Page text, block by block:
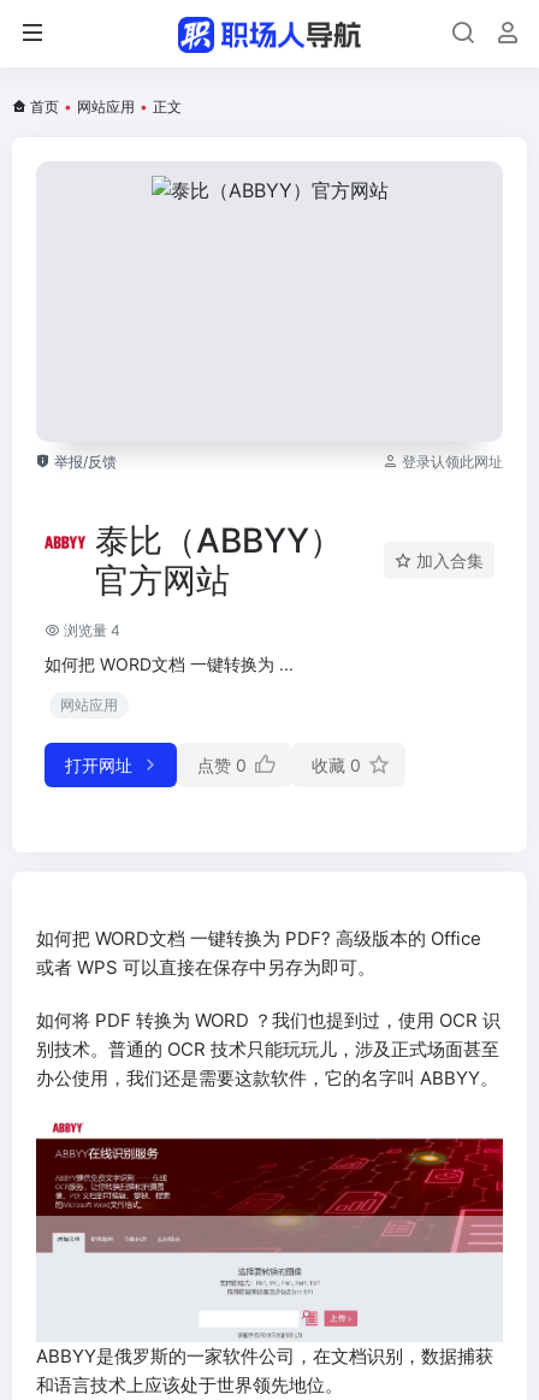
首页 • 网站应用 • 正文
举报/反馈 登录认领此网址
泰比（ABBYY）
官方网站
加入合集
浏览量 4
如何把 WORD文档 一键转换为 ...
网站应用
打开网址 点赞 0 收藏 0
如何把 WORD文档 一键转换为 PDF? 高级版本的 Office
或者 WPS 可以直接在保存中另存为即可。
如何将 PDF 转换为 WORD ？我们也提到过，使用 OCR 识
别技术。普通的 OCR 技术只能玩玩儿，涉及正式场面甚至
办公使用，我们还是需要这款软件，它的名字叫 ABBYY。
ABBYY是俄罗斯的一家软件公司，在文档识别，数据捕获
和语言技术上应该处于世界领先地位。